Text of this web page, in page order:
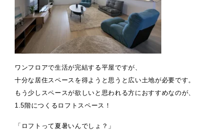
ワンフロアで生活が完結する平屋ですが、
十分な居住スペースを得ようと思うと広い土地が必要です。
もう少しスペースが欲しいと思われる方におすすめなのが、
1.5階につくるロフトスペース！
「ロフトって夏暑いんでしょ？」